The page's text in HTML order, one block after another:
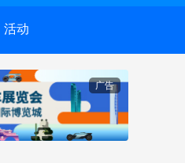
活动
广告